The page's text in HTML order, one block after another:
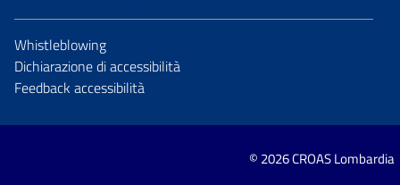
Whistleblowing
Dichiarazione di accessibilità
Feedback accessibilità
© 2026 CROAS Lombardia